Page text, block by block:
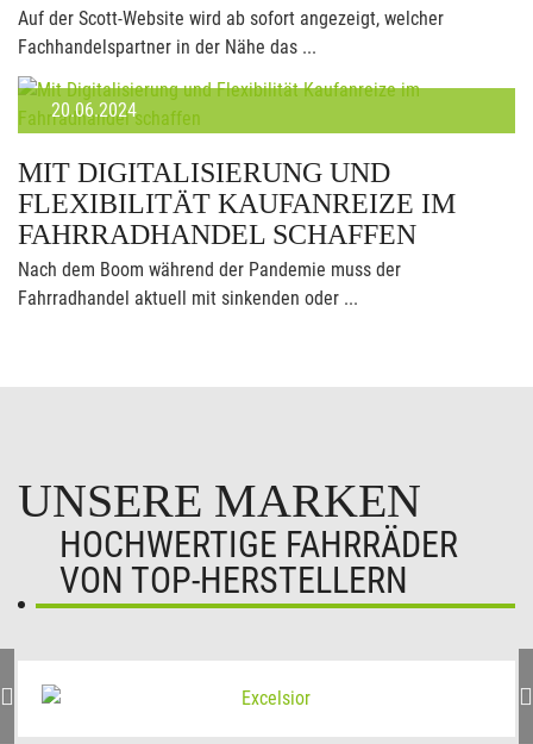
Auf der Scott-Website wird ab sofort angezeigt, welcher
Fachhandelspartner in der Nähe das ...
20.06.2024
MIT DIGITALISIERUNG UND
FLEXIBILITÄT KAUFANREIZE IM
FAHRRADHANDEL SCHAFFEN
Nach dem Boom während der Pandemie muss der
Fahrradhandel aktuell mit sinkenden oder ...
UNSERE MARKEN
HOCHWERTIGE FAHRRÄDER
VON TOP-HERSTELLERN